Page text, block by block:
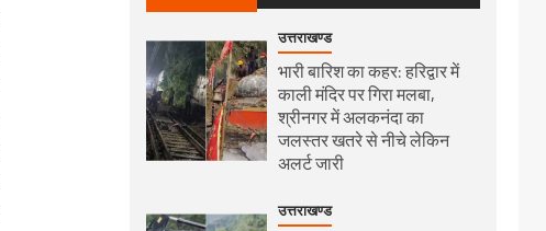
उत्तराखण्ड
भारी बारिश का कहर: हरिद्वार में
काली मंदिर पर गिरा मलबा,
श्रीनगर में अलकनंदा का
जलस्तर खतरे से नीचे लेकिन
अलर्ट जारी
उत्तराखण्ड